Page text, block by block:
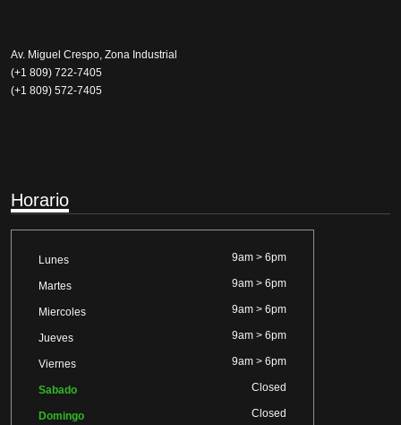
Av. Miguel Crespo, Zona Industrial
(+1 809) 722-7405
(+1 809) 572-7405
Horario
Lunes 9am > 6pm
Martes 9am > 6pm
Miercoles 9am > 6pm
Jueves 9am > 6pm
Viernes 9am > 6pm
Sabado Closed
Domingo Closed